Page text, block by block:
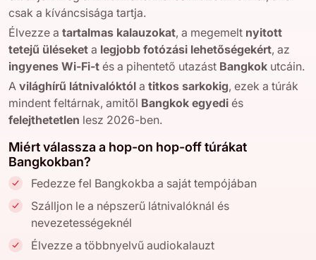
csak a kíváncsisága tartja.
Élvezze a tartalmas kalauzokat, a megemelt nyitott
tetejű üléseket a legjobb fotózási lehetőségekért, az
ingyenes Wi-Fi-t és a pihentető utazást Bangkok utcáin.
A világhírű látnivalóktól a titkos sarkokig, ezek a túrák
mindent feltárnak, amitől Bangkok egyedi és
felejthetetlen lesz 2026-ben.
Miért válassza a hop-on hop-off túrákat
Bangkokban?
Fedezze fel Bangkokba a saját tempójában
Szálljon le a népszerű látnivalóknál és
nevezetességeknél
Élvezze a többnyelvű audiokalauzt